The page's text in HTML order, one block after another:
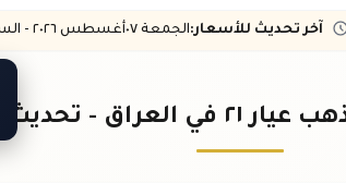
آخر تحديث للأسعار:الجمعة ٠٧ أغسطس ٢٠٢٦ -
- تحديث لحظي